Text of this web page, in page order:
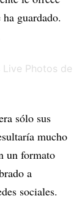
guardado.
sólo sus
mucho
un formato
a
sociales.